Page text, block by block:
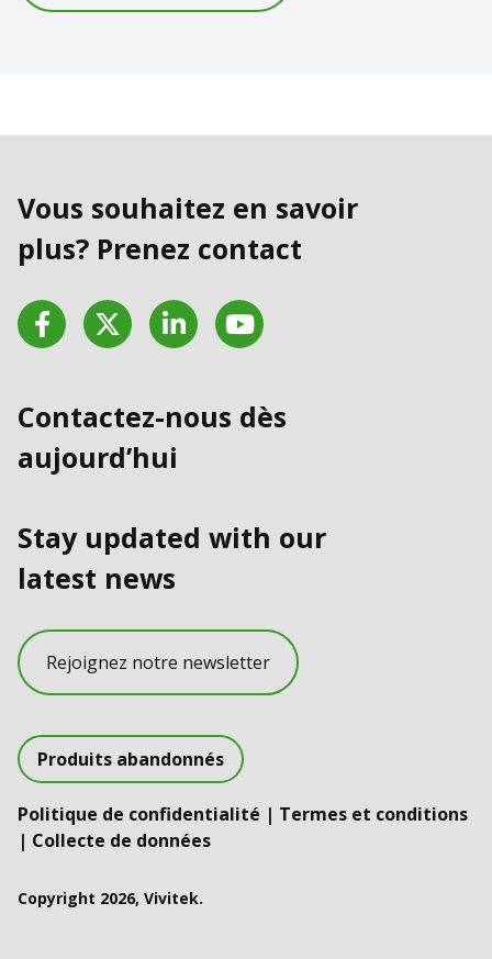
Vous souhaitez en savoir
plus? Prenez contact
FacebookTwitter LinkedInYouTube
Contactez-nous dès
aujourd’hui
Stay updated with our
latest news
Rejoignez notre newsletter
Produits abandonnés
Politique de confidentialité | Termes et conditions
| Collecte de données
Copyright 2026, Vivitek.